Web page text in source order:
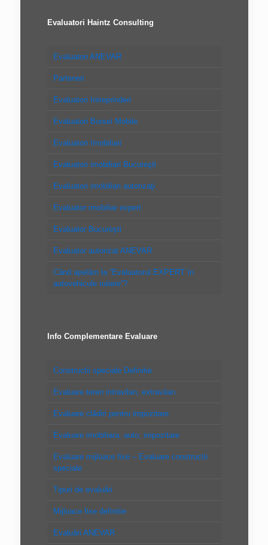
Evaluatori Haintz Consulting
Evaluatori ANEVAR
Parteneri
Evaluatori Intreprinderi
Evaluatori Bunuri Mobile
Evaluatori Imobiliari
Evaluatori imobiliari Bucureşti
Evaluatori imobiliari autorizaţi
Evaluator imobiliar expert
Evaluator Bucureşti
Evaluator autorizat ANEVAR
Când apelăm la “Evaluatorul EXPERT în
autovehicule rutiere”?
Info Complementare Evaluare
Constructii speciale Definitie
Evaluare teren intravilan, extravilan
Evaluare clădiri pentru impozitare
Evaluare imobiliara, auto, impozitare
Evaluare mijloace fixe – Evaluare constructii
speciale
Tipuri de evaluări
Mijloace fixe definitie
Evaluări ANEVAR